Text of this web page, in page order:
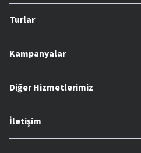
Turlar
Kampanyalar
Diğer Hizmetlerimiz
İletişim